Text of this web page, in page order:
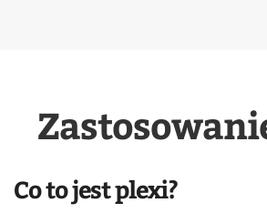
Co to jest plexi?